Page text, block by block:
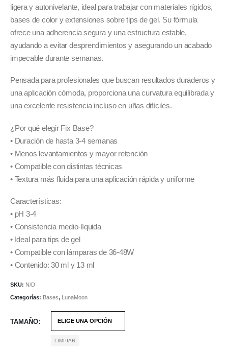
desde
12,99 €
hasta
19,99 €
ligera y autonivelante, ideal para trabajar con materiales rígidos,
bases de color y extensiones sobre tips de gel. Su fórmula
ofrece una adherencia segura y una estructura estable,
ayudando a evitar desprendimientos y asegurando un acabado
impecable durante semanas.
Pensada para profesionales que buscan resultados duraderos y
una aplicación cómoda, proporciona una curvatura equilibrada y
una excelente resistencia incluso en uñas difíciles.
¿Por qué elegir Fix Base?
• Duración de hasta 3-4 semanas
• Menos levantamientos y mayor retención
• Compatible con distintas técnicas
• Textura más fluida para una aplicación rápida y uniforme
Características:
• pH 3-4
• Consistencia medio-líquida
• Ideal para tips de gel
• Compatible con lámparas de 36-48W
• Contenido: 30 ml y 13 ml
SKU: N/D
Categorías: Bases, LunaMoon
TAMAÑO
LIMPIAR